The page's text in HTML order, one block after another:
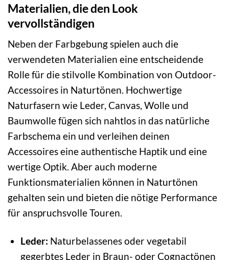
Materialien, die den Look
vervollständigen
Neben der Farbgebung spielen auch die
verwendeten Materialien eine entscheidende
Rolle für die stilvolle Kombination von Outdoor-
Accessoires in Naturtönen. Hochwertige
Naturfasern wie Leder, Canvas, Wolle und
Baumwolle fügen sich nahtlos in das natürliche
Farbschema ein und verleihen deinen
Accessoires eine authentische Haptik und eine
wertige Optik. Aber auch moderne
Funktionsmaterialien können in Naturtönen
gehalten sein und bieten die nötige Performance
für anspruchsvolle Touren.
Leder: Naturbelassenes oder vegetabil
gegerbtes Leder in Braun- oder Cognactönen